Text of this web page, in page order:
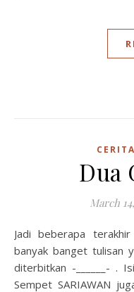
Dua
March
Jadi beberapa terakhir ini aku sedih. Saking sedihnya
banyak banget tulisan
diterbitkan -______- .
Sempet SARIAWAN